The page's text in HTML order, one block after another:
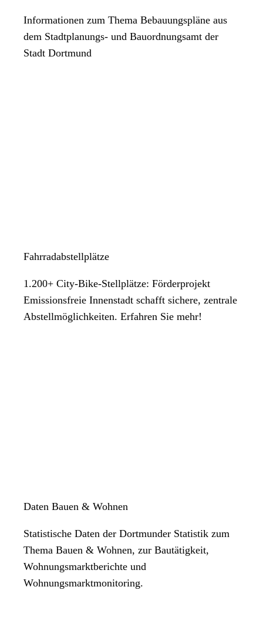
Informationen zum Thema Bebauungspläne aus
dem Stadtplanungs- und Bauordnungsamt der
Stadt Dortmund
Fahrradabstellplätze
1.200+ City-Bike-Stellplätze: Förderprojekt
Emissionsfreie Innenstadt schafft sichere, zentrale
Abstellmöglichkeiten. Erfahren Sie mehr!
Daten Bauen & Wohnen
Statistische Daten der Dortmunder Statistik zum
Thema Bauen & Wohnen, zur Bautätigkeit,
Wohnungsmarktberichte und
Wohnungsmarktmonitoring.